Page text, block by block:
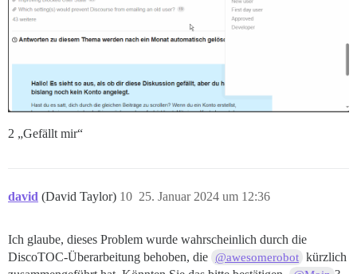
2 „Gefällt mir“
david (David Taylor) 25. Januar 2024 um 12:36
10
Ich glaube, dieses Problem wurde wahrscheinlich durch die
DiscoTOC-Überarbeitung behoben, die @awesomerobot kürzlich